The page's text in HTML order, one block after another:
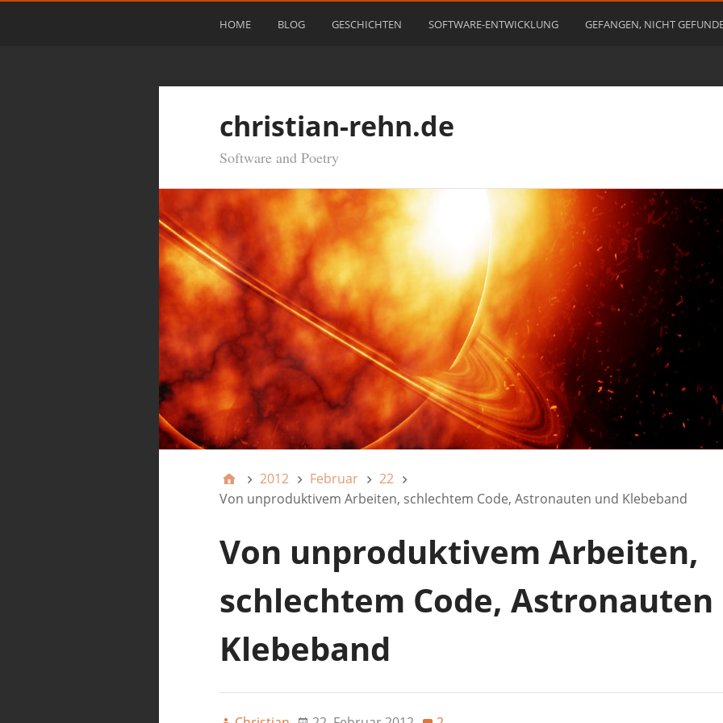
HOME BLOG GESCHICHTEN SOFTWARE-ENTWICKLUNG GEFANGEN, NICHT
christian-rehn.de
Software and Poetry
2012 Februar
22
Von unproduktivem Arbeiten, schlechtem Code, Astronauten und Klebeband
Von unproduktivem Arbeiten,
schlechtem Code,
Klebeband